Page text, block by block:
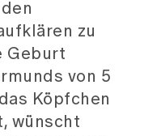
zu
Geburt
von 5
Köpfchen
wünscht